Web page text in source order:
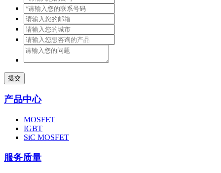
提交
产品中心
MOSFET
IGBT
SiC MOSFET
服务质量